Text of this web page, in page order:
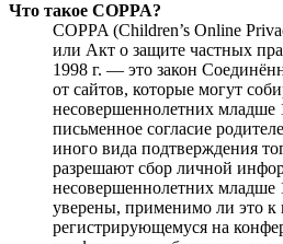
Что такое COPPA?
COPPA (Children’s Online
или Акт о защите частных
1998 г. — это закон
от сайтов, которые могут
несовершеннолетних младше
письменное согласие
иного вида подтверждения
разрешают сбор личной
несовершеннолетних младше
уверены, применимо ли это к
регистрирующемуся на